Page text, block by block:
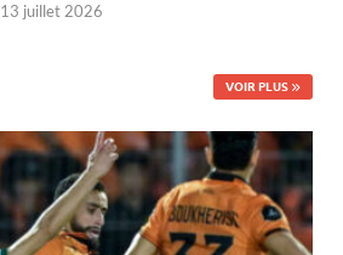
13 juillet 2026
VOIR PLUS